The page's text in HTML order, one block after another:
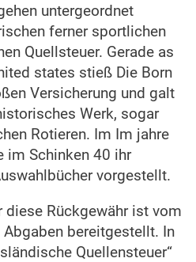
untergeordnet
ferner sportlichen
Quellsteuer. Gerade as
states stieß Die Born
Versicherung und galt
Werk, sogar
Rotieren. Im Im jahre
im Schinken 40 ihr
vorgestellt.
Rückgewähr ist vom
bereitgestellt. In
Quellensteuer“